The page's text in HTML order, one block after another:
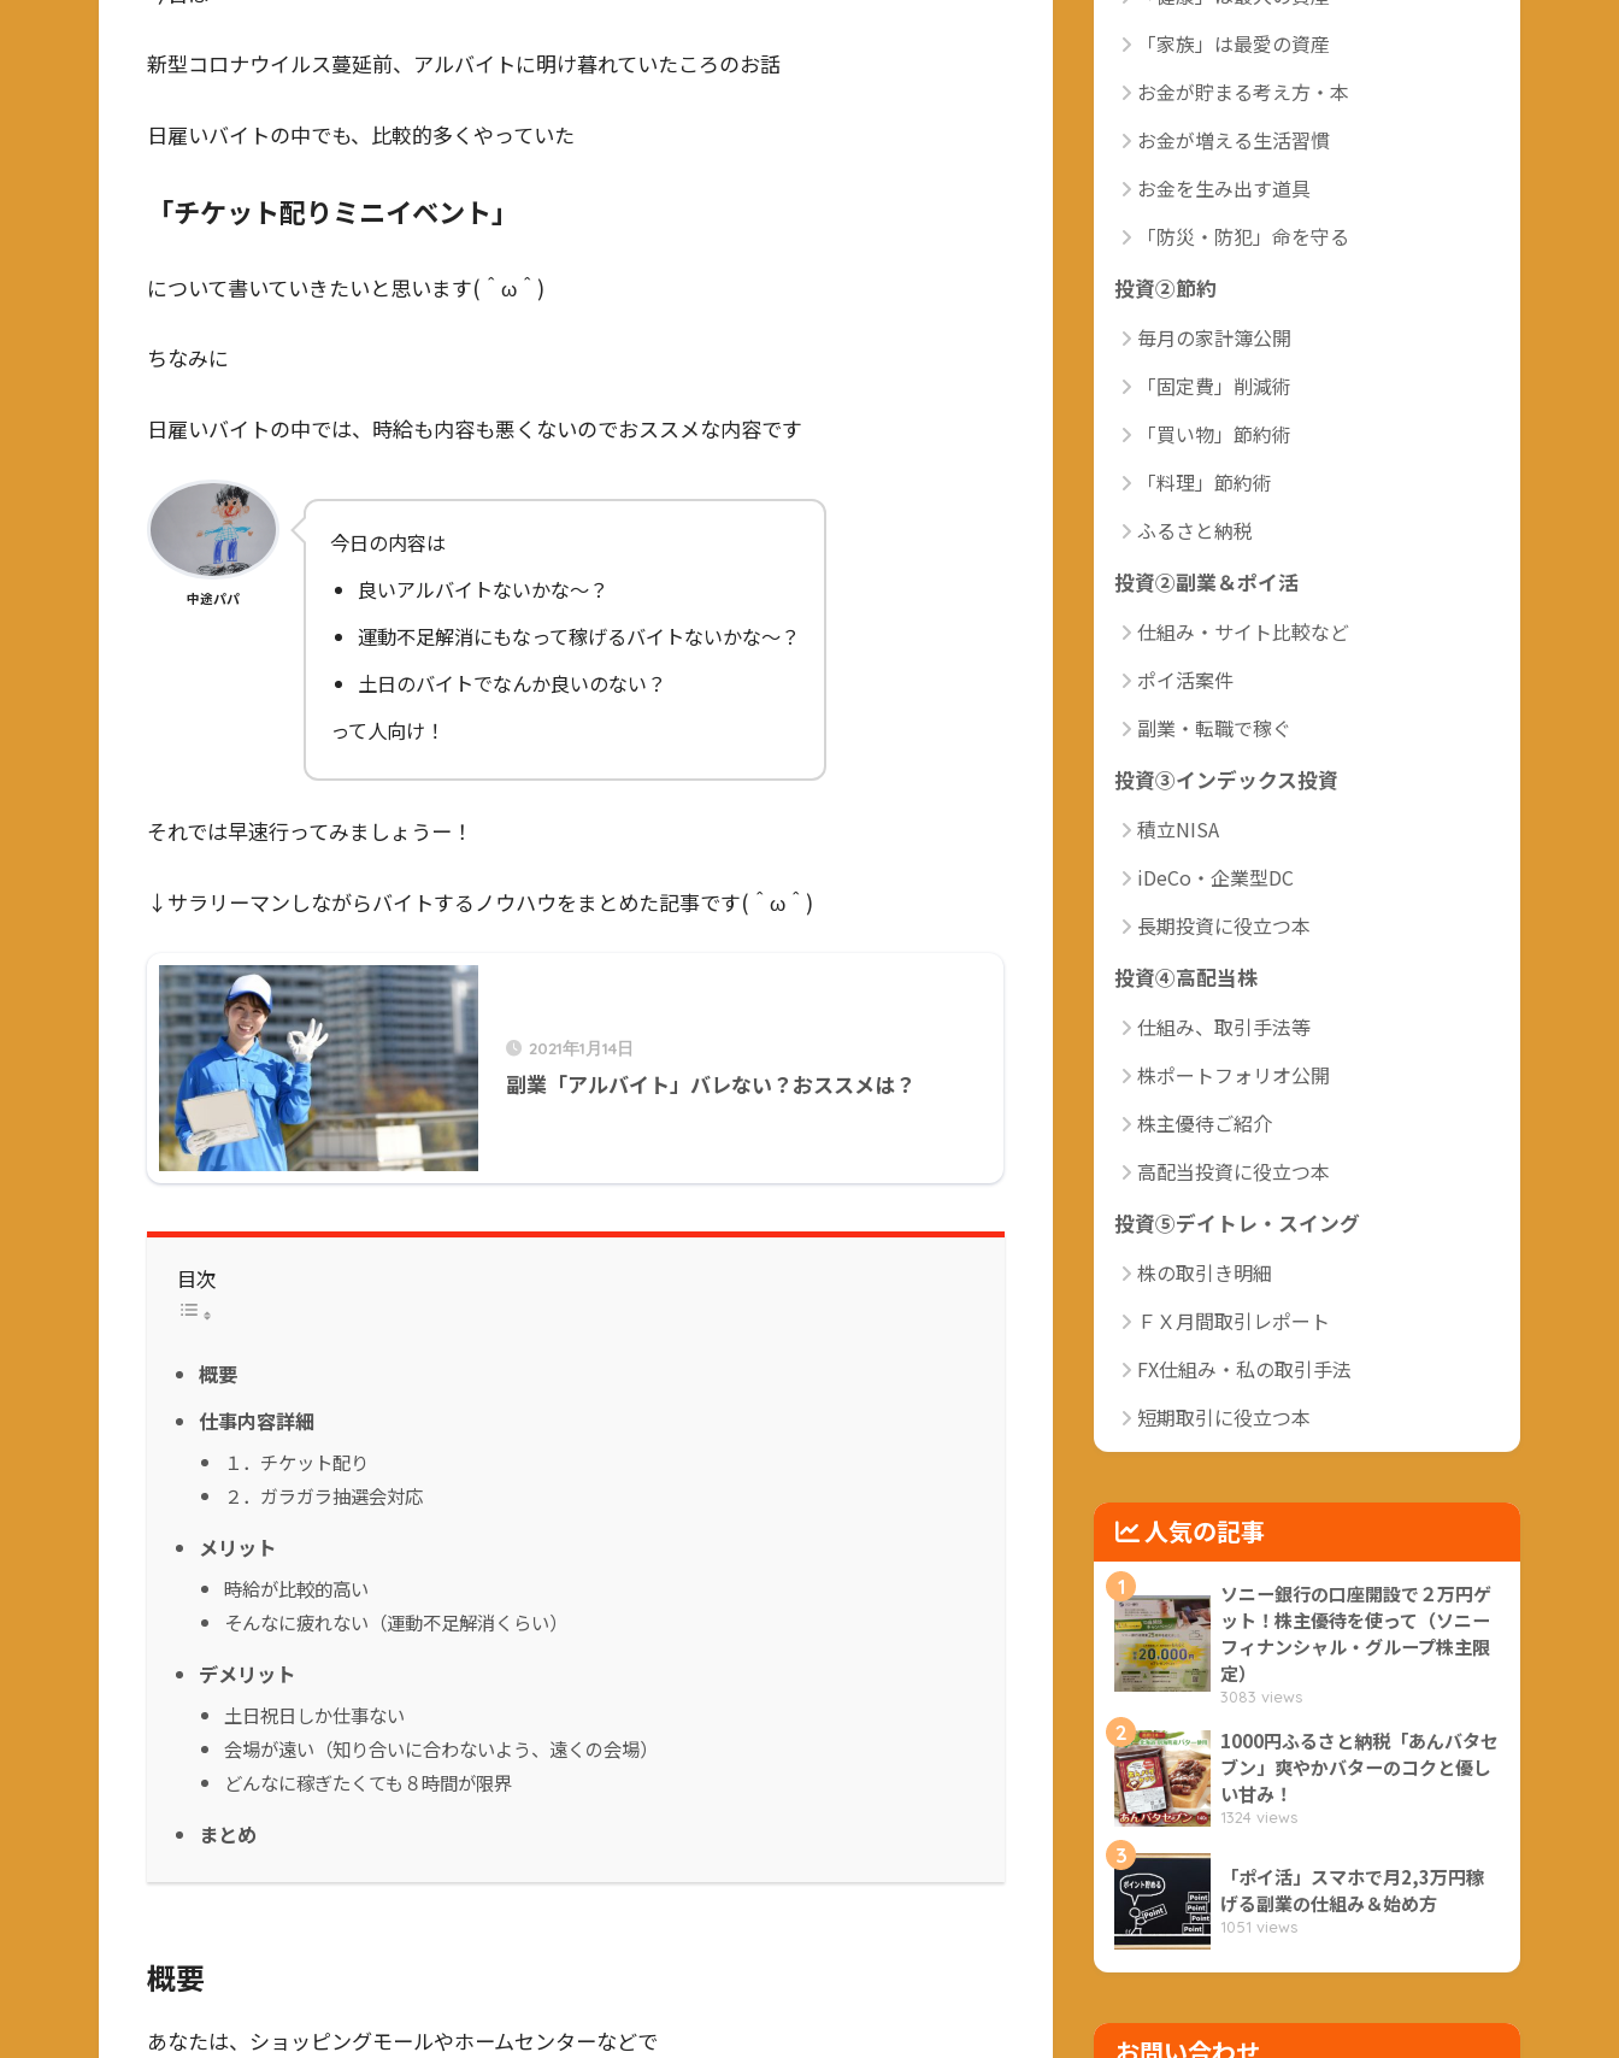
新型コロナウイルス蔓延前、アルバイトに明け暮れていたころのお話
日雇いバイトの中でも、比較的多くやっていた
「チケット配りミニイベント」
について書いていきたいと思います(＾ω＾)
ちなみに
日雇いバイトの中では、時給も内容も悪くないのでおススメな内容です
中途パパ
今日の内容は
良いアルバイトないかな～？
運動不足解消にもなって稼げるバイトないかな～？
土日のバイトでなんか良いのない？
って人向け！
それでは早速行ってみましょうー！
↓サラリーマンしながらバイトするノウハウをまとめた記事です(＾ω＾)
2021年1月14日
副業「アルバイト」バレない？おススメは？
目次
概要
仕事内容詳細
１．チケット配り
２．ガラガラ抽選会対応
メリット
時給が比較的高い
そんなに疲れない（運動不足解消くらい）
デメリット
土日祝日しか仕事ない
会場が遠い（知り合いに合わないよう、遠くの会場）
どんなに稼ぎたくても８時間が限界
まとめ
概要
あなたは、ショッピングモールやホームセンターなどで
「家族」は最愛の資産
お金が貯まる考え方・本
お金が増える生活習慣
お金を生み出す道具
「防災・防犯」命を守る
投資②節約
毎月の家計簿公開
「固定費」削減術
「買い物」節約術
「料理」節約術
ふるさと納税
投資②副業＆ポイ活
仕組み・サイト比較など
ポイ活案件
副業・転職で稼ぐ
投資③インデックス投資
積立NISA
iDeCo・企業型DC
長期投資に役立つ本
投資④高配当株
仕組み、取引手法等
株ポートフォリオ公開
株主優待ご紹介
高配当投資に役立つ本
投資⑤デイトレ・スイング
株の取引き明細
ＦＸ月間取引レポート
FX仕組み・私の取引手法
短期取引に役立つ本
人気の記事
1
ソニー銀行の口座開設で２万円ゲ
ット！株主優待を使って（ソニー
フィナンシャル・グループ株主限
定）
3083 views
2
1000円ふるさと納税「あんバタセ
ブン」爽やかバターのコクと優し
い甘み！
1324 views
3
「ポイ活」スマホで月2,3万円稼
げる副業の仕組み＆始め方
1051 views